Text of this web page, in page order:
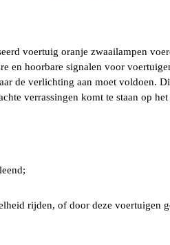
voertuig oranje zwaailampen
en hoorbare signalen voor
de verlichting aan moet voldoen.
verrassingen komt te staan op
rijden, of door deze voertuigen